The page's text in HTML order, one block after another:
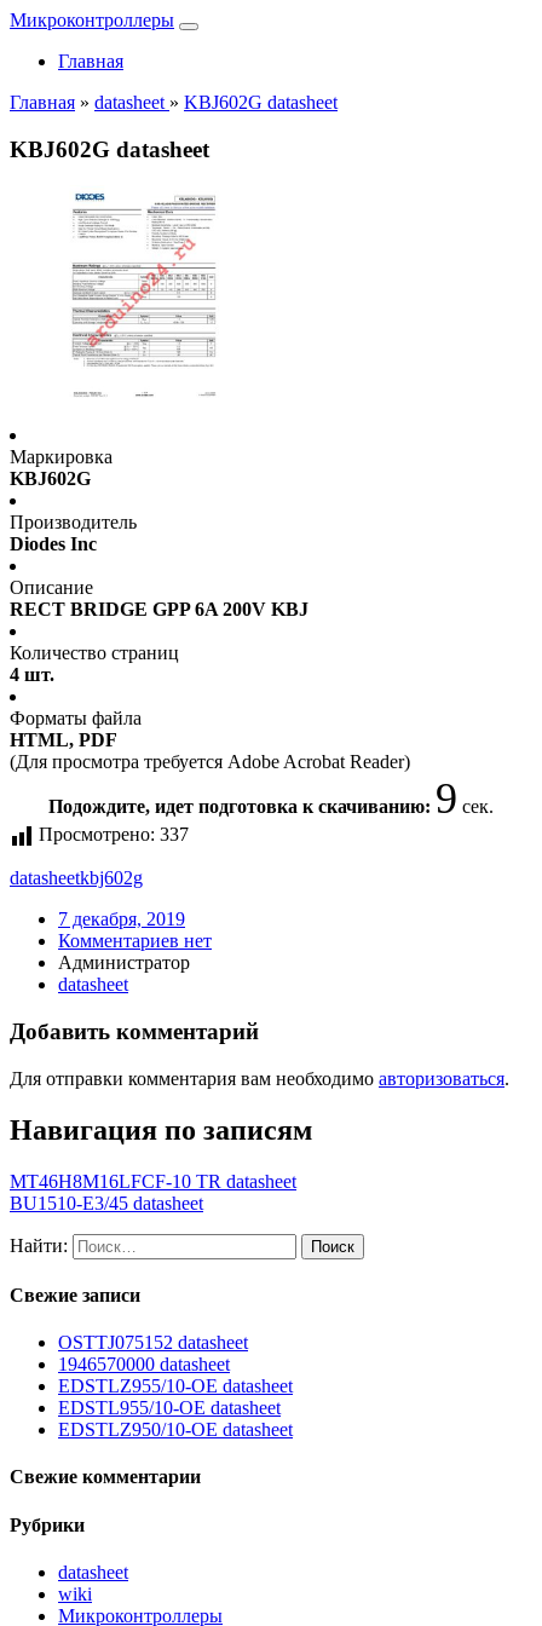
Микроконтроллеры
Главная
Главная » datasheet » KBJ602G datasheet
KBJ602G datasheet
Маркировка
KBJ602G
Производитель
Diodes Inc
Описание
RECT BRIDGE GPP 6A 200V KBJ
Количество страниц
4 шт.
Форматы файла
HTML, PDF
(Для просмотра требуется Adobe Acrobat Reader)
Подождите, идет подготовка к скачиванию: 9 сек.
Просмотрено: 337
datasheetkbj602g
7 декабря, 2019
Комментариев нет
Администратор
datasheet
Добавить комментарий
Для отправки комментария вам необходимо авторизоваться.
Навигация по записям
MT46H8M16LFCF-10 TR datasheet
BU1510-E3/45 datasheet
Найти:
Свежие записи
OSTTJ075152 datasheet
1946570000 datasheet
EDSTLZ955/10-OE datasheet
EDSTL955/10-OE datasheet
EDSTLZ950/10-OE datasheet
Свежие комментарии
Рубрики
datasheet
wiki
Микроконтроллеры